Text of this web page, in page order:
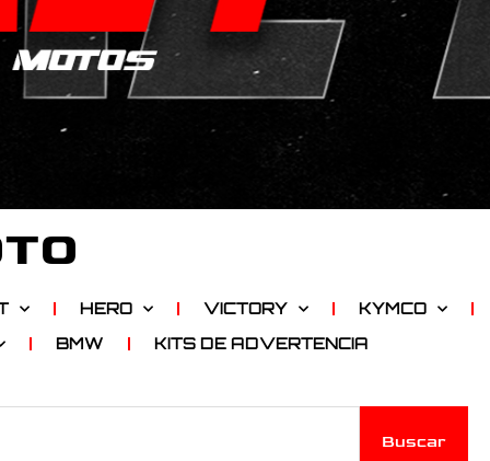
HERO VICTORY
KYMCO
BMW
KITS DE ADVERTENCIA
Buscar